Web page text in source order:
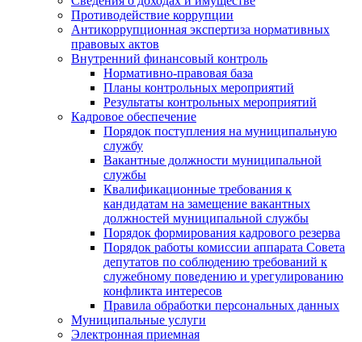
Противодействие коррупции
Антикоррупционная экспертиза нормативных
правовых актов
Внутренний финансовый контроль
Нормативно-правовая база
Планы контрольных мероприятий
Результаты контрольных мероприятий
Кадровое обеспечение
Порядок поступления на муниципальную
службу
Вакантные должности муниципальной
службы
Квалификационные требования к
кандидатам на замещение вакантных
должностей муниципальной службы
Порядок формирования кадрового резерва
Порядок работы комиссии аппарата Совета
депутатов по соблюдению требований к
служебному поведению и урегулированию
конфликта интересов
Правила обработки персональных данных
Муниципальные услуги
Электронная приемная